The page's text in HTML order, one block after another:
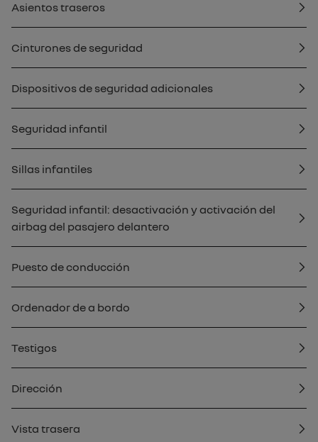
Asientos traseros
Cinturones de seguridad
Dispositivos de seguridad adicionales
Seguridad infantil
Sillas infantiles
Seguridad infantil: desactivación y activación del
airbag del pasajero delantero
Puesto de conducción
Ordenador de a bordo
Testigos
Dirección
Vista trasera